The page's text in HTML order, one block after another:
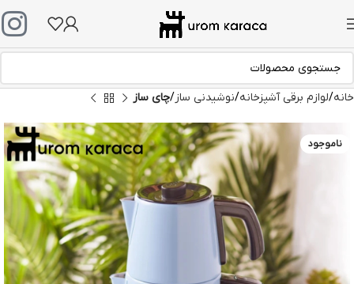
خانه لوازم برقی آشپزخانه نوشیدنی ساز چای ساز
ناموجود